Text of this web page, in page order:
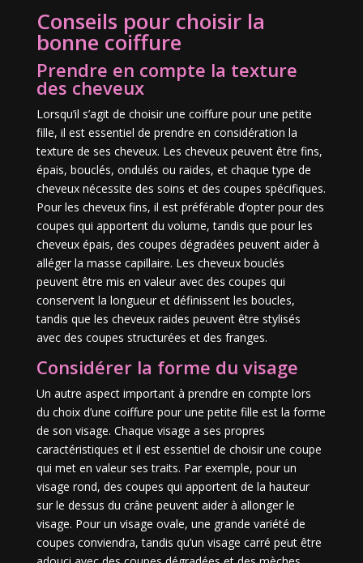
Conseils pour choisir la
bonne coiffure
Prendre en compte la texture
des cheveux
Lorsqu’il s’agit de choisir une coiffure pour une petite
fille, il est essentiel de prendre en considération la
texture de ses cheveux. Les cheveux peuvent être fins,
épais, bouclés, ondulés ou raides, et chaque type de
cheveux nécessite des soins et des coupes spécifiques.
Pour les cheveux fins, il est préférable d’opter pour des
coupes qui apportent du volume, tandis que pour les
cheveux épais, des coupes dégradées peuvent aider à
alléger la masse capillaire. Les cheveux bouclés
peuvent être mis en valeur avec des coupes qui
conservent la longueur et définissent les boucles,
tandis que les cheveux raides peuvent être stylisés
avec des coupes structurées et des franges.
Considérer la forme du visage
Un autre aspect important à prendre en compte lors
du choix d’une coiffure pour une petite fille est la forme
de son visage. Chaque visage a ses propres
caractéristiques et il est essentiel de choisir une coupe
qui met en valeur ses traits. Par exemple, pour un
visage rond, des coupes qui apportent de la hauteur
sur le dessus du crâne peuvent aider à allonger le
visage. Pour un visage ovale, une grande variété de
coupes conviendra, tandis qu’un visage carré peut être